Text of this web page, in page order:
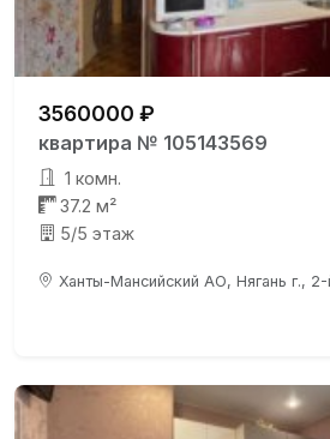
3560000 ₽
квартира № 105143569
1 комн.
37.2 м²
5/5 этаж
Ханты-Мансийский АО, Нягань г.,